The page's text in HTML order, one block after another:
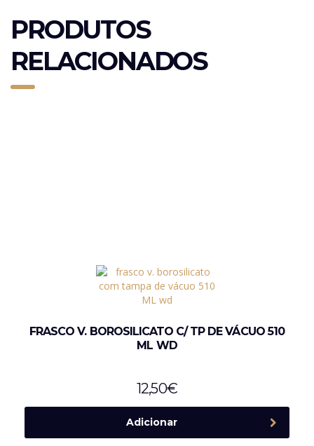
PRODUTOS
RELACIONADOS
FRASCO V. BOROSILICATO C/ TP DE VÁCUO 510
ML WD
12,50€
Adicionar